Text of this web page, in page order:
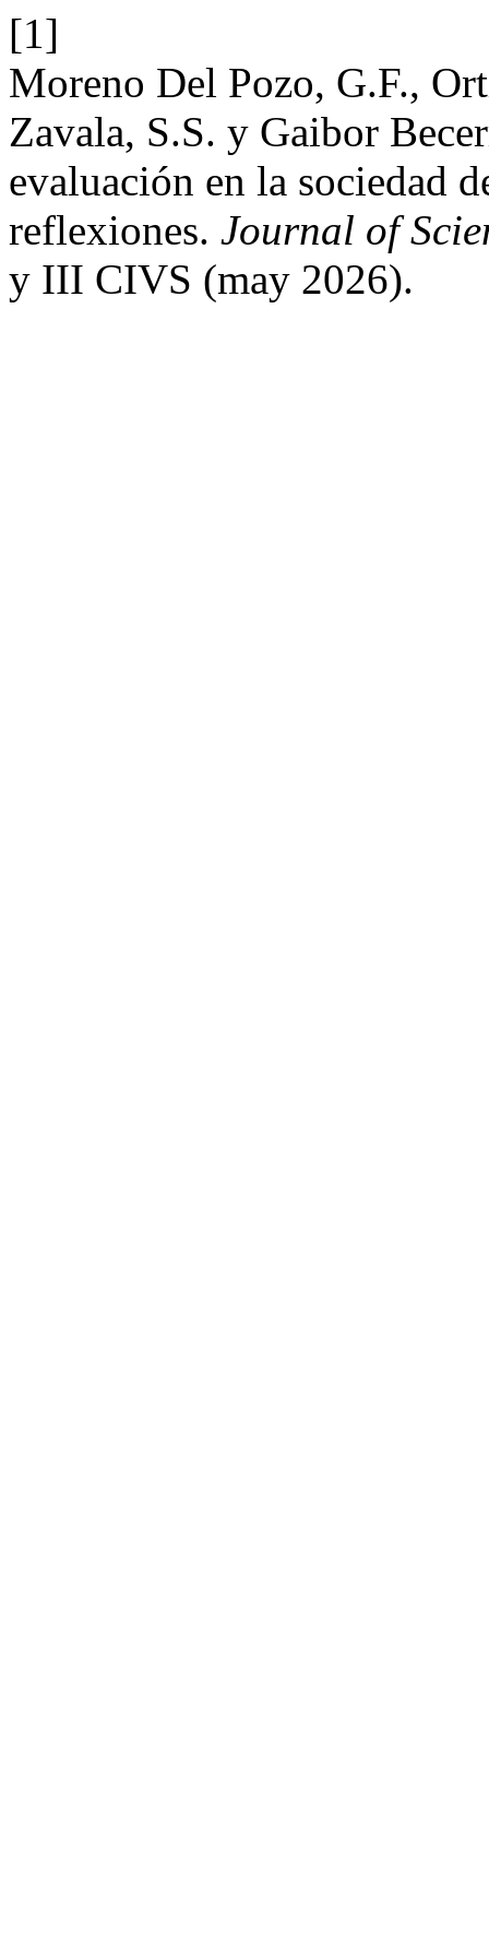
[1]
Moreno Del Pozo, G.F.,
Zavala, S.S. y Gaibor
evaluación en la sociedad
reflexiones. Journal of
y III CIVS (may 2026).